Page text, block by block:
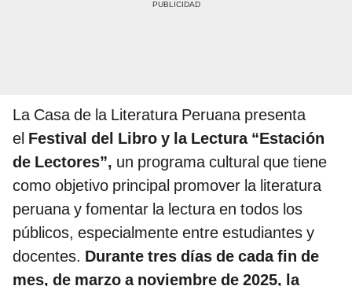
La Casa de la Literatura Peruana presenta
el Festival del Libro y la Lectura “Estación
de Lectores”, un programa cultural que tiene
como objetivo principal promover la literatura
peruana y fomentar la lectura en todos los
públicos, especialmente entre estudiantes y
docentes. Durante tres días de cada fin de
mes, de marzo a noviembre de 2025, la